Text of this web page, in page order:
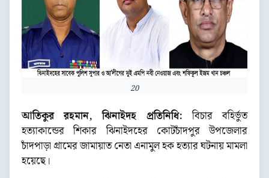
20
আতিকুর রহমান, ঝিনাইদহ প্রতিনিধি: বিচার বহির্ভুত
হত্যাকান্ডের শিকার ঝিনাইদহের কোটচাঁদপুর উপজেলার
চাঁদপাড়া গ্রামের জামায়াত নেতা এনামুল হক হত্যার ঘটনায় মামলা
হয়েছে।